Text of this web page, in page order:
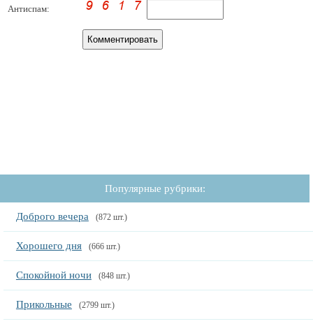
Антиспам:
Популярные рубрики:
Доброго вечера (872 шт.)
Хорошего дня (666 шт.)
Спокойной ночи (848 шт.)
Прикольные (2799 шт.)